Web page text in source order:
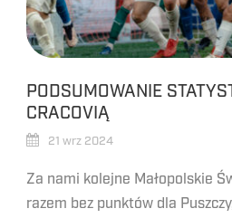
PODSUMOWANIE
CRACOVIĄ
21 wrz 2024
Za nami kolejne Małopolskie
razem bez punktów dla